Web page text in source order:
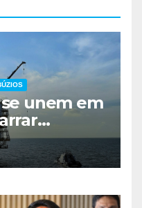
unem em
do